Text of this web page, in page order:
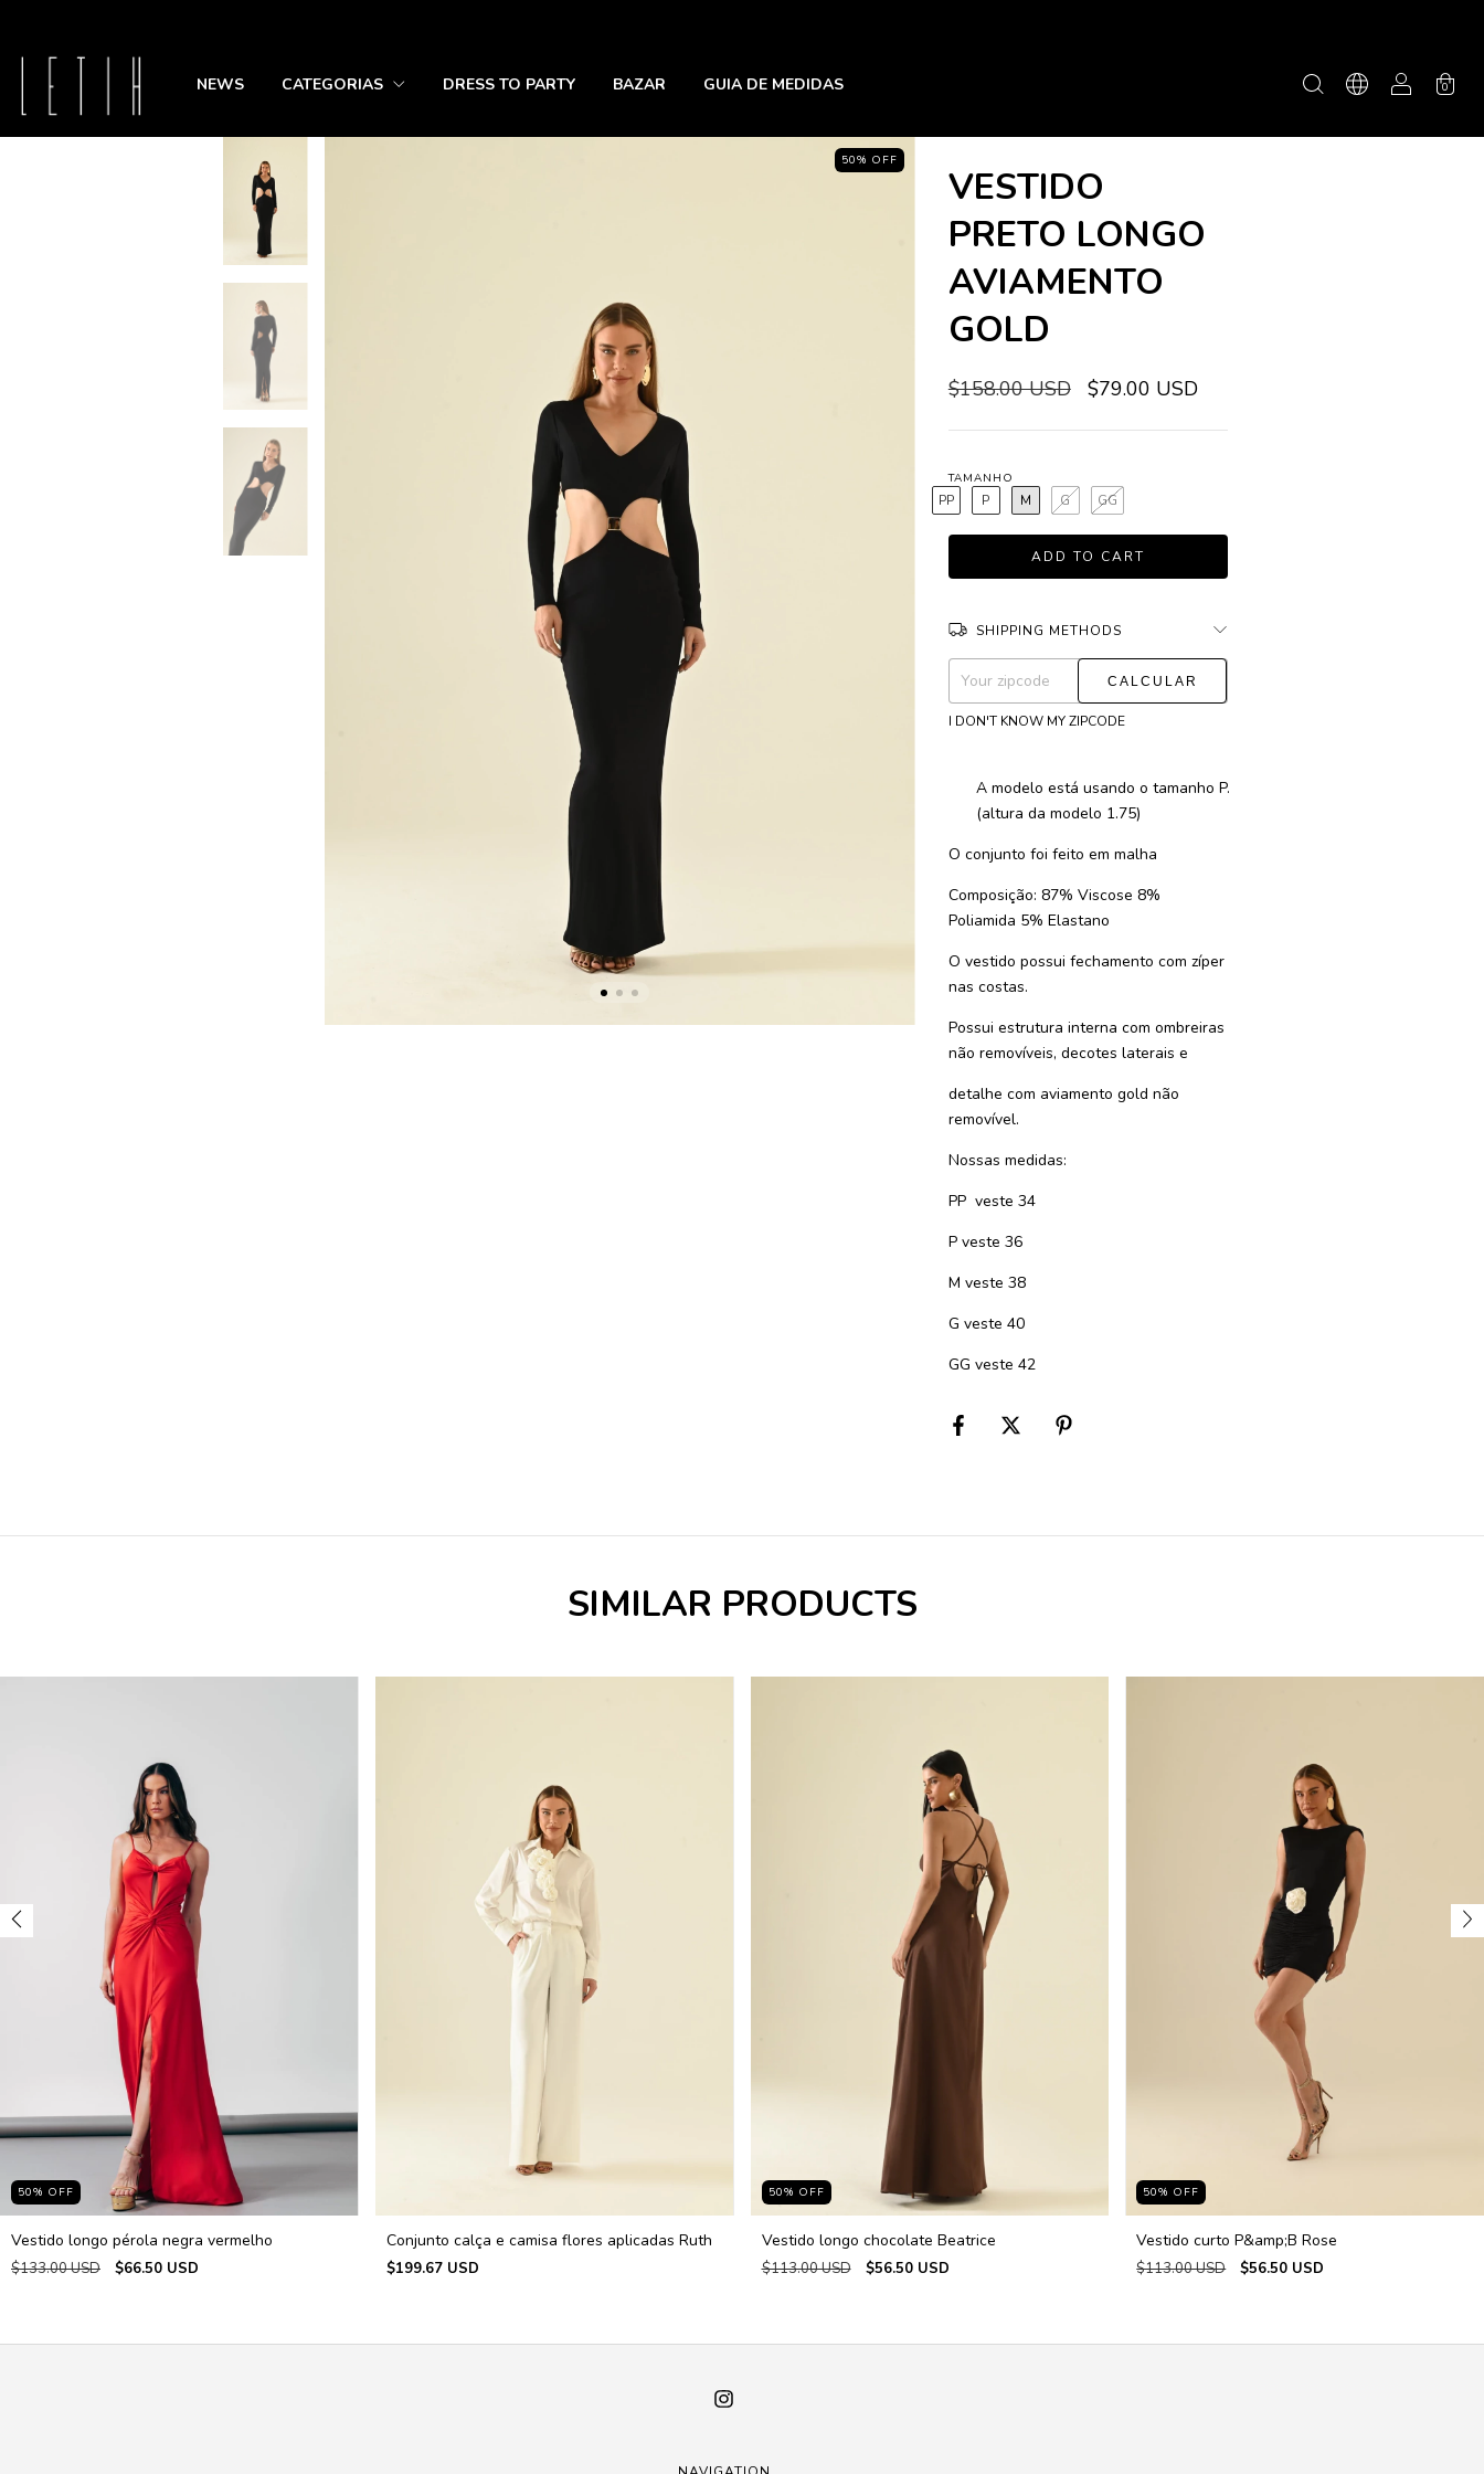
NEWS CATEGORIAS DRESS TO PARTY BAZAR GUIA DE MEDIDAS 0
50% OFF
VESTIDO
PRETO LONGO
AVIAMENTO
GOLD
$158.00 USD $79.00 USD
TAMANHO
GG
G
M
P
PP
SHIPPING METHODS
Shipping for zipcode:
CHANGE ZIPCODE
I DON'T KNOW MY ZIPCODE
A modelo está usando o tamanho P.
(altura da modelo 1.75)
O conjunto foi feito em malha
Composição: 87% Viscose 8%
Poliamida 5% Elastano
O vestido possui fechamento com zíper
nas costas.
Possui estrutura interna com ombreiras
não removíveis, decotes laterais e
detalhe com aviamento gold não
removível.
Nossas medidas:
PP veste 34
P veste 36
M veste 38
G veste 40
GG veste 42
SIMILAR PRODUCTS
50% OFF
Vestido longo pérola negra vermelho
$133.00 USD $66.50 USD
Conjunto calça e camisa flores aplicadas Ruth
$199.67 USD
50% OFF
Vestido longo chocolate Beatrice
$113.00 USD $56.50 USD
50% OFF
Vestido curto P&amp;B Rose
$113.00 USD $56.50 USD